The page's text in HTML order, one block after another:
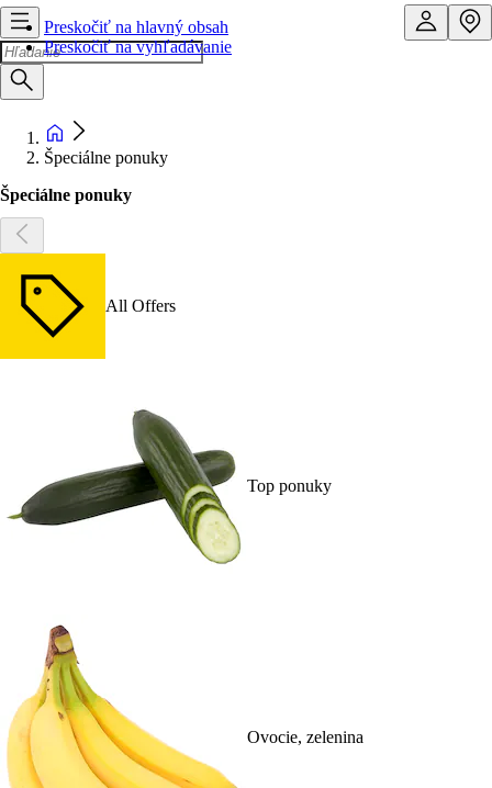
Preskočiť na hlavný obsah
Preskočiť na vyhľadávanie
Špeciálne ponuky
Špeciálne ponuky
All Offers
Top ponuky
Ovocie, zelenina